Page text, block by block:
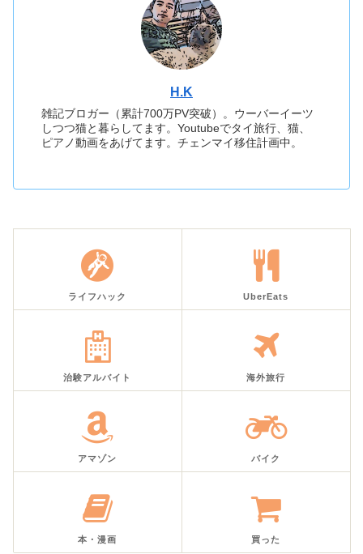
H.K
雑記ブロガー（累計700万PV突破）。ウーバーイーツ
しつつ猫と暮らしてます。Youtubeでタイ旅行、猫、
ピアノ動画をあげてます。チェンマイ移住計画中。
ライフハック UberEats
治験アルバイト 海外旅行
アマゾン バイク
本・漫画 買った